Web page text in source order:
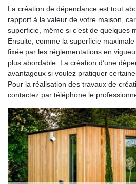
La création de dépendance est tout
rapport à la valeur de votre maison,
superficie, même si c’est de quelques
Ensuite, comme la superficie
fixée par les réglementations en
plus abordable. La création d’une
avantageux si voulez pratiquer
Pour la réalisation des travaux de
contactez par téléphone le